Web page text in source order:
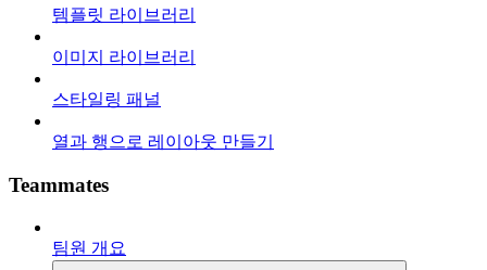
템플릿 라이브러리
이미지 라이브러리
스타일링 패널
열과 행으로 레이아웃 만들기
Teammates
팀원 개요